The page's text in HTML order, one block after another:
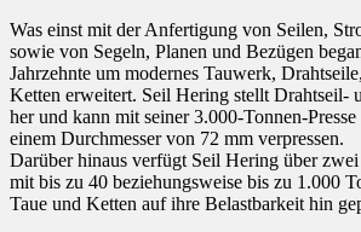
Was einst mit der Anfertigung von Seilen,
sowie von Segeln, Planen und Bezügen
Jahrzehnte um modernes Tauwerk,
Ketten erweitert. Seil Hering stellt Drahtseil-
her und kann mit seiner 3.000-Tonnen-
einem Durchmesser von 72 mm verpressen.
Darüber hinaus verfügt Seil Hering über
mit bis zu 40 beziehungsweise bis zu 1.000
Taue und Ketten auf ihre Belastbarkeit hin